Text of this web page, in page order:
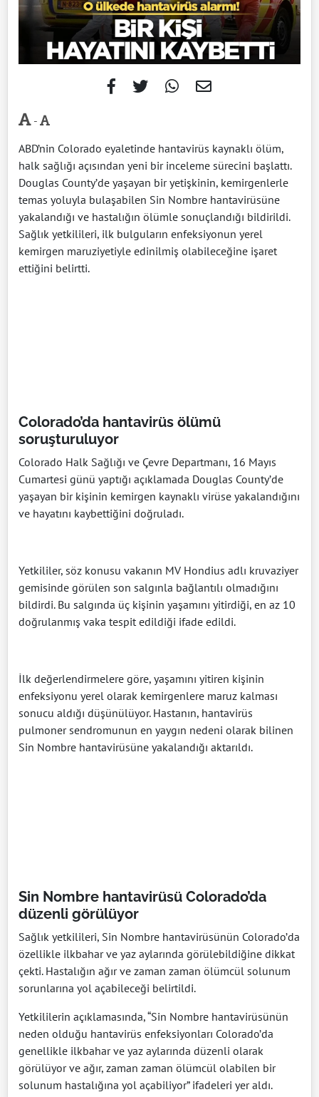
-
ABD’nin Colorado eyaletinde hantavirüs kaynaklı ölüm,
halk sağlığı açısından yeni bir inceleme sürecini başlattı.
Douglas County’de yaşayan bir yetişkinin, kemirgenlerle
temas yoluyla bulaşabilen Sin Nombre hantavirüsüne
yakalandığı ve hastalığın ölümle sonuçlandığı bildirildi.
Sağlık yetkilileri, ilk bulguların enfeksiyonun yerel
kemirgen maruziyetiyle edinilmiş olabileceğine işaret
ettiğini belirtti.
Colorado’da hantavirüs ölümü
soruşturuluyor
Colorado Halk Sağlığı ve Çevre Departmanı, 16 Mayıs
Cumartesi günü yaptığı açıklamada Douglas County’de
yaşayan bir kişinin kemirgen kaynaklı virüse yakalandığını
ve hayatını kaybettiğini doğruladı.
Yetkililer, söz konusu vakanın MV Hondius adlı kruvaziyer
gemisinde görülen son salgınla bağlantılı olmadığını
bildirdi. Bu salgında üç kişinin yaşamını yitirdiği, en az 10
doğrulanmış vaka tespit edildiği ifade edildi.
İlk değerlendirmelere göre, yaşamını yitiren kişinin
enfeksiyonu yerel olarak kemirgenlere maruz kalması
sonucu aldığı düşünülüyor. Hastanın, hantavirüs
pulmoner sendromunun en yaygın nedeni olarak bilinen
Sin Nombre hantavirüsüne yakalandığı aktarıldı.
Sin Nombre hantavirüsü Colorado’da
düzenli görülüyor
Sağlık yetkilileri, Sin Nombre hantavirüsünün Colorado’da
özellikle ilkbahar ve yaz aylarında görülebildiğine dikkat
çekti. Hastalığın ağır ve zaman zaman ölümcül solunum
sorunlarına yol açabileceği belirtildi.
Yetkililerin açıklamasında, “Sin Nombre hantavirüsünün
neden olduğu hantavirüs enfeksiyonları Colorado’da
genellikle ilkbahar ve yaz aylarında düzenli olarak
görülüyor ve ağır, zaman zaman ölümcül olabilen bir
solunum hastalığına yol açabiliyor” ifadeleri yer aldı.